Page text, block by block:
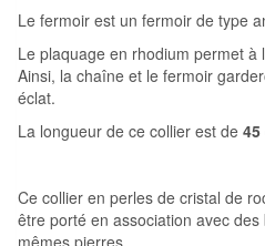
Le fermoir est un fermoir de type
Le plaquage en rhodium permet à
Ainsi, la chaîne et le fermoir
éclat.
La longueur de ce collier est de 45
Ce collier en perles de cristal de
être porté en association avec